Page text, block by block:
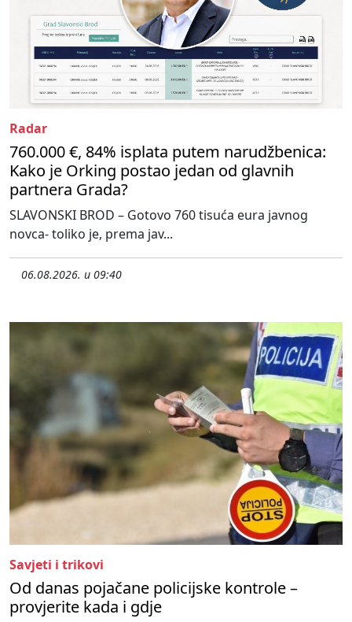
Radar
760.000 €, 84% isplata putem narudžbenica:
Kako je Orking postao jedan od glavnih
partnera Grada?
SLAVONSKI BROD – Gotovo 760 tisuća eura javnog
novca- toliko je, prema jav...
06.08.2026. u 09:40
Savjeti i trikovi
Od danas pojačane policijske kontrole –
provjerite kada i gdje